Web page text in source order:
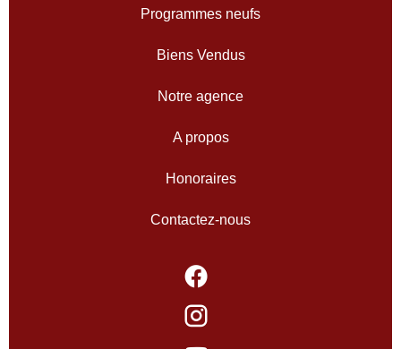
Programmes neufs
Biens Vendus
Notre agence
A propos
Honoraires
Contactez-nous